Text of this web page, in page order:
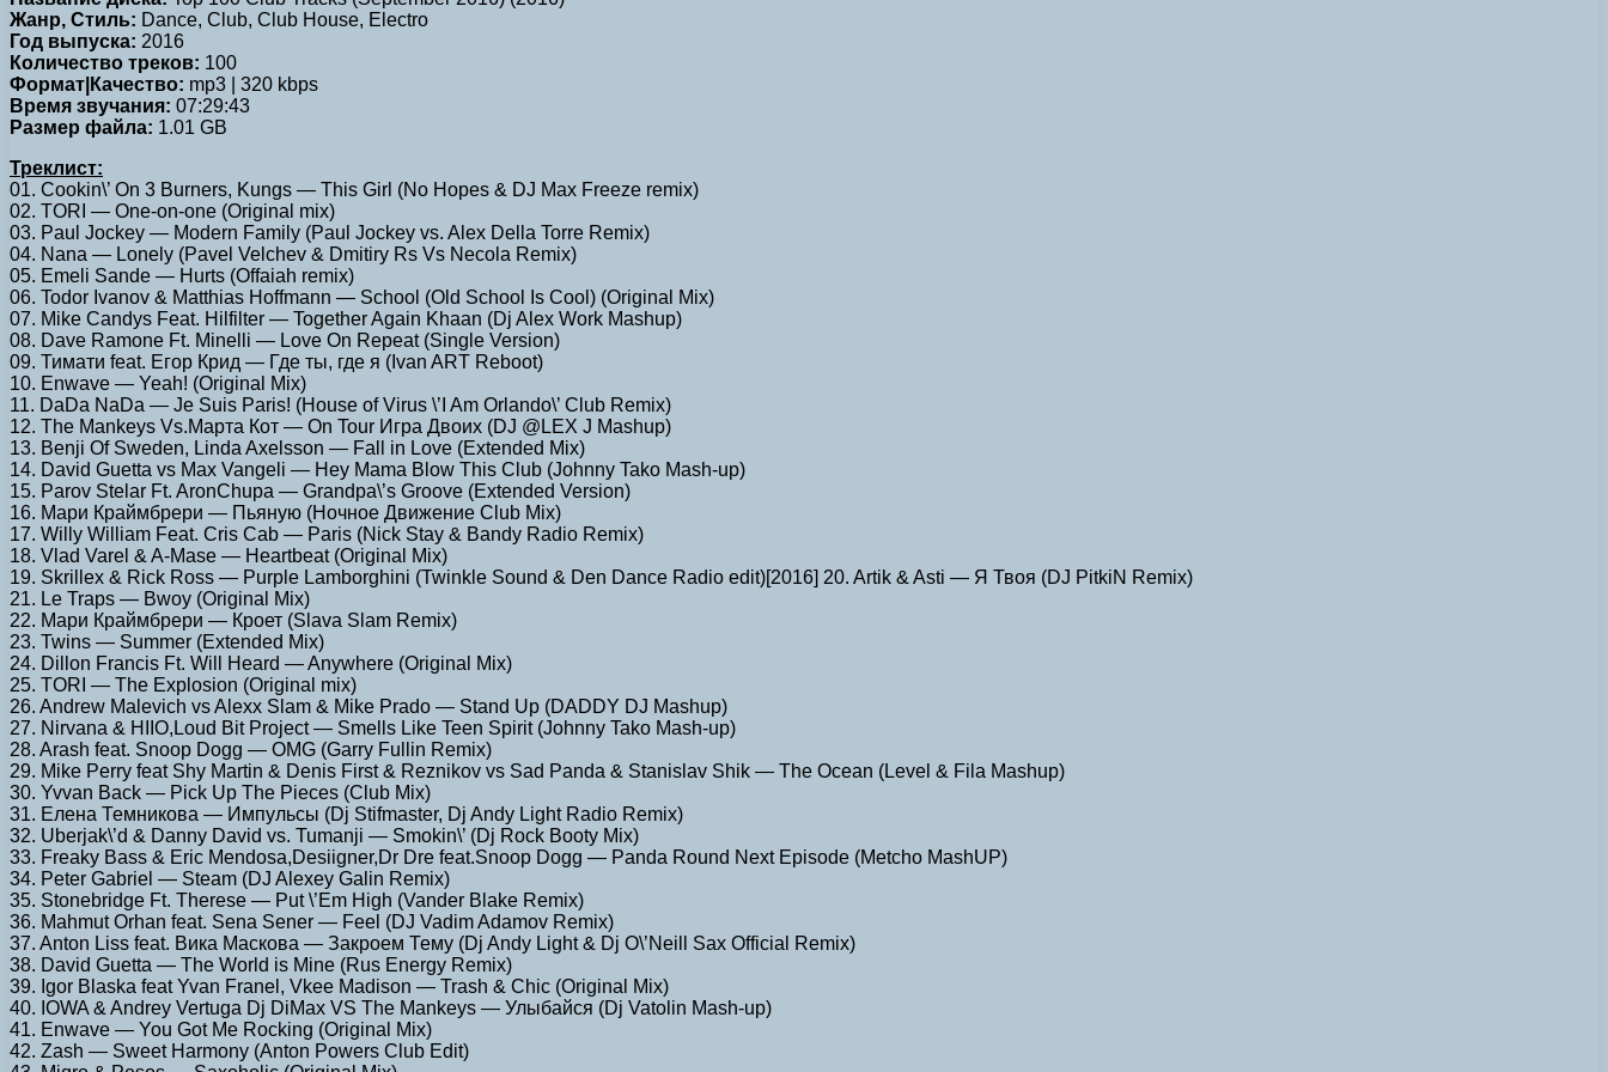
Жанр, Стиль: Dance, Club, Club House, Electro
Год выпуска: 2016
Количество треков: 100
Формат|Качество: mp3 | 320 kbps
Время звучания: 07:29:43
Размер файла: 1.01 GB
Треклист:
01. Cookin\’ On 3 Burners, Kungs — This Girl (No Hopes & DJ Max Freeze remix)
02. TORI — One-on-one (Original mix)
03. Paul Jockey — Modern Family (Paul Jockey vs. Alex Della Torre Remix)
04. Nana — Lonely (Pavel Velchev & Dmitiry Rs Vs Necola Remix)
05. Emeli Sande — Hurts (Offaiah remix)
06. Todor Ivanov & Matthias Hoffmann — School (Old School Is Cool) (Original Mix)
07. Mike Candys Feat. Hilfilter — Together Again Khaan (Dj Alex Work Mashup)
08. Dave Ramone Ft. Minelli — Love On Repeat (Single Version)
09. Тимати feat. Егор Крид — Где ты, где я (Ivan ART Reboot)
10. Enwave — Yeah! (Original Mix)
11. DaDa NaDa — Je Suis Paris! (House of Virus \’I Am Orlando\’ Club Remix)
12. The Mankeys Vs.Марта Кот — On Tour Игра Двоих (DJ @LEX J Mashup)
13. Benji Of Sweden, Linda Axelsson — Fall in Love (Extended Mix)
14. David Guetta vs Max Vangeli — Hey Mama Blow This Club (Johnny Tako Mash-up)
15. Parov Stelar Ft. AronChupa — Grandpa\’s Groove (Extended Version)
16. Мари Краймбрери — Пьяную (Ночное Движение Club Mix)
17. Willy William Feat. Cris Cab — Paris (Nick Stay & Bandy Radio Remix)
18. Vlad Varel & A-Mase — Heartbeat (Original Mix)
19. Skrillex & Rick Ross — Purple Lamborghini (Twinkle Sound & Den Dance Radio edit)[2016] 20. Artik & Asti — Я Твоя (DJ PitkiN Remix)
21. Le Traps — Bwoy (Original Mix)
22. Мари Краймбрери — Кроет (Slava Slam Remix)
23. Twins — Summer (Extended Mix)
24. Dillon Francis Ft. Will Heard — Anywhere (Original Mix)
25. TORI — The Explosion (Original mix)
26. Andrew Malevich vs Alexx Slam & Mike Prado — Stand Up (DADDY DJ Mashup)
27. Nirvana & HIIO,Loud Bit Project — Smells Like Teen Spirit (Johnny Tako Mash-up)
28. Arash feat. Snoop Dogg — OMG (Garry Fullin Remix)
29. Mike Perry feat Shy Martin & Denis First & Reznikov vs Sad Panda & Stanislav Shik — The Ocean (Level & Fila Mashup)
30. Yvvan Back — Pick Up The Pieces (Club Mix)
31. Елена Темникова — Импульсы (Dj Stifmaster, Dj Andy Light Radio Remix)
32. Uberjak\’d & Danny David vs. Tumanji — Smokin\’ (Dj Rock Booty Mix)
33. Freaky Bass & Eric Mendosa,Desiigner,Dr Dre feat.Snoop Dogg — Panda Round Next Episode (Metcho MashUP)
34. Peter Gabriel — Steam (DJ Alexey Galin Remix)
35. Stonebridge Ft. Therese — Put \’Em High (Vander Blake Remix)
36. Mahmut Orhan feat. Sena Sener — Feel (DJ Vadim Adamov Remix)
37. Anton Liss feat. Вика Маскова — Закроем Тему (Dj Andy Light & Dj O\’Neill Sax Official Remix)
38. David Guetta — The World is Mine (Rus Energy Remix)
39. Igor Blaska feat Yvan Franel, Vkee Madison — Trash & Chic (Original Mix)
40. IOWA & Andrey Vertuga Dj DiMax VS The Mankeys — Улыбайся (Dj Vatolin Mash-up)
41. Enwave — You Got Me Rocking (Original Mix)
42. Zash — Sweet Harmony (Anton Powers Club Edit)